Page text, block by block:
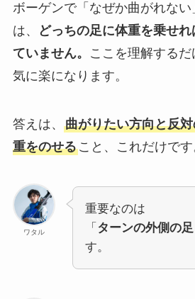
ボーゲンで「なぜか曲がれない
は、
どっちの足に体重を乗せ
ていません。
ここを理解する
気に楽になります。
答えは、 曲がりたい方向と反
重をのせること、これだけです
ワタル
重要なのは
「 ターンの外側の足
す。